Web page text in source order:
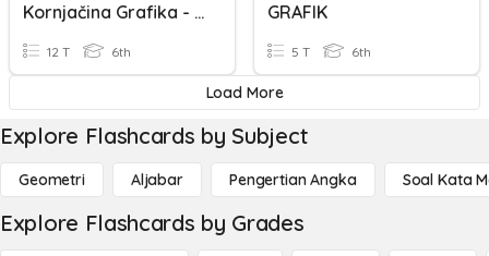
Kornjačina Grafika - Provjera
12 T 6th
GRAFIK
5 T 6th
Load More
Explore Flashcards by Subject
Geometri Aljabar Pengertian Angka Soal Kata
Explore Flashcards by Grades